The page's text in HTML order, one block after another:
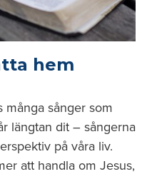
hem
många sånger som
längtan dit – sångerna
på våra liv.
att handla om Jesus,